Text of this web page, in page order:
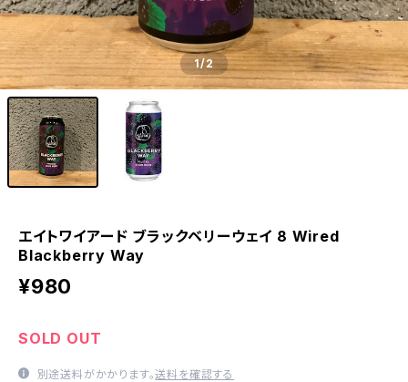
1/2
エイトワイアード ブラックベリーウェイ 8 Wired
Blackberry Way
¥980
SOLD OUT
別途送料がかかります。送料を確認する